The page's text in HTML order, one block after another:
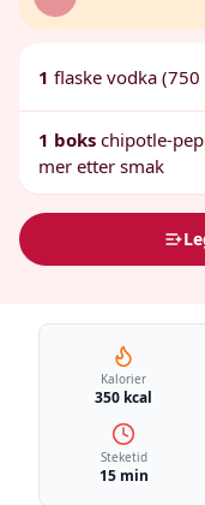
1 flaske vodka (750
1 boks chipotle-
mer etter smak
Kalorier
350 kcal
Steketid
15 min